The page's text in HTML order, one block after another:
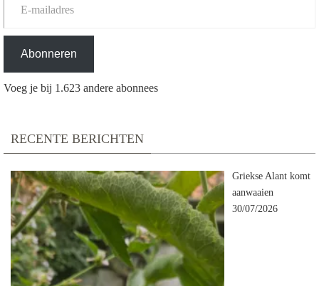
Abonneren
Voeg je bij 1.623 andere abonnees
RECENTE BERICHTEN
Griekse Alant komt
aanwaaien
30/07/2026